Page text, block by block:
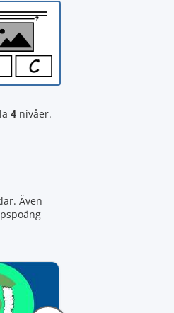
4 nivåer.
Även